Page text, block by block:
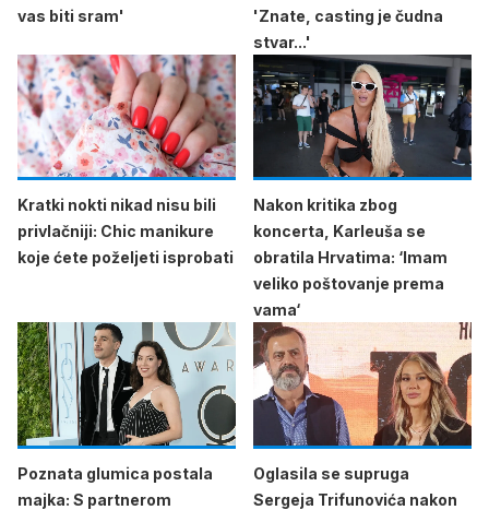
vas biti sram'
'Znate, casting je čudna
stvar...'
Kratki nokti nikad nisu bili
privlačniji: Chic manikure
koje ćete poželjeti isprobati
Nakon kritika zbog
koncerta, Karleuša se
obratila Hrvatima: ‘Imam
veliko poštovanje prema
vama‘
Poznata glumica postala
majka: S partnerom
Oglasila se supruga
Sergeja Trifunovića nakon